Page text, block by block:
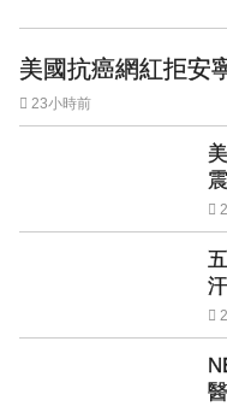
美國抗癌網紅拒安
23小時前